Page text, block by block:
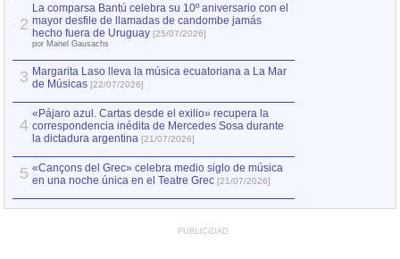
2
La comparsa Bantú celebra su 10º aniversario con el
mayor desfile de llamadas de candombe jamás
hecho fuera de Uruguay [25/07/2026]
por Manel Gausachs
3 Margarita Laso lleva la música ecuatoriana a La Mar
de Músicas [22/07/2026]
4
«Pájaro azul. Cartas desde el exilio» recupera la
correspondencia inédita de Mercedes Sosa durante
la dictadura argentina [21/07/2026]
5 «Cançons del Grec» celebra medio siglo de música
en una noche única en el Teatre Grec [21/07/2026]
PUBLICIDAD